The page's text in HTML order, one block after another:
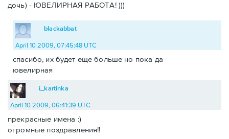
дочь) - ЮВЕЛИРНАЯ РАБОТА! )))
blackabbat
April 10 2009, 07:45:48 UTC
спасибо, их будет еще больше но пока да
ювелирная
i_kartinka
April 10 2009, 06:41:39 UTC
прекрасные имена :)
огромные поздравления!!